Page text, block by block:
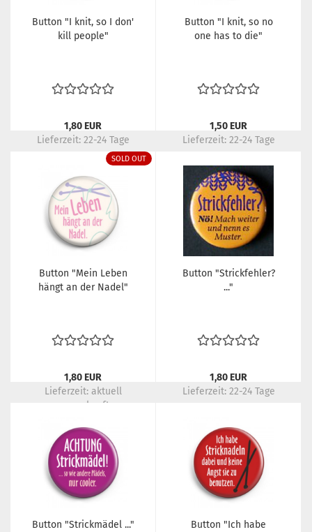
Button "I knit, so I don'
kill people"
1,80 EUR
Lieferzeit: 22-24 Tage
Button "I knit, so no
one has to die"
1,50 EUR
Lieferzeit: 22-24 Tage
SOLD OUT
Button "Mein Leben
hängt an der Nadel"
1,80 EUR
Lieferzeit: aktuell
ausverkauft
Button "Strickfehler?
..."
1,80 EUR
Lieferzeit: 22-24 Tage
Button "Strickmädel ..."
Button "Ich habe